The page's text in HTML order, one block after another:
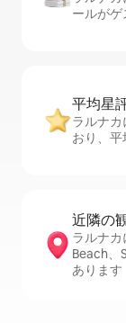
ールが
平均星
ラルナ
おり、
近隣の
ラルナ
Beach、
あります